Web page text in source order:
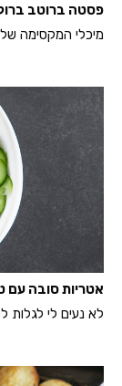
פסטה ברוטב
מיכלי המקסימה
אטריות סובה עם
לא נעים לי לגלות